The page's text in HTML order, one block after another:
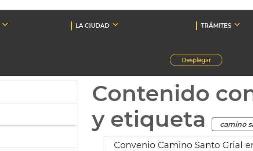
LA CIUDAD TRÁMITES
Desplegar
Contenido
y etiqueta camino
Convenio Camino Santo Grial